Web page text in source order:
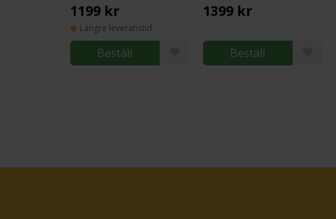
1199 kr
Längre leveranstid
Beställ
1399 kr
Beställ